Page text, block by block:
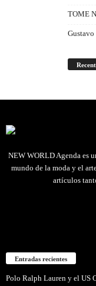
TOME
NEW WORLD Agenda es
mundo de la moda y el
artículos
Entradas recientes
Polo Ralph Lauren y el US